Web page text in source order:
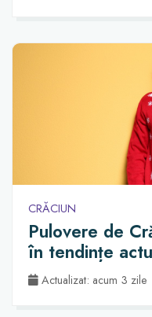
CRĂCIUN
Pulovere de
în tendințe
Actualizat: acum 3 zile